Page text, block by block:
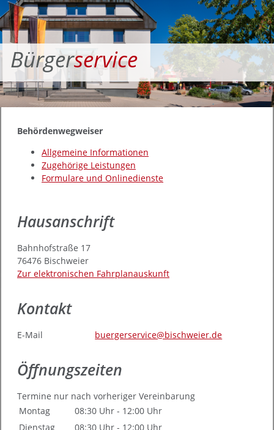
Bürgerservice
Behördenwegweiser
Allgemeine Informationen
Zugehörige Leistungen
Formulare und Onlinedienste
Hausanschrift
Bahnhofstraße 17
76476 Bischweier
Zur elektronischen Fahrplanauskunft
Kontakt
E-Mail buergerservice@bischweier.de
Öffnungszeiten
Termine nur nach vorheriger Vereinbarung
Montag
08:30 Uhr - 12:00 Uhr
Dienstag
08:30 Uhr - 12:00 Uhr